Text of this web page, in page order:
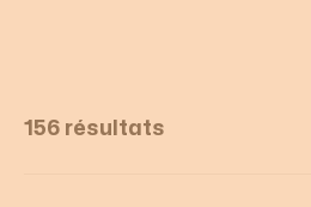
Equipement pour
156 résultats